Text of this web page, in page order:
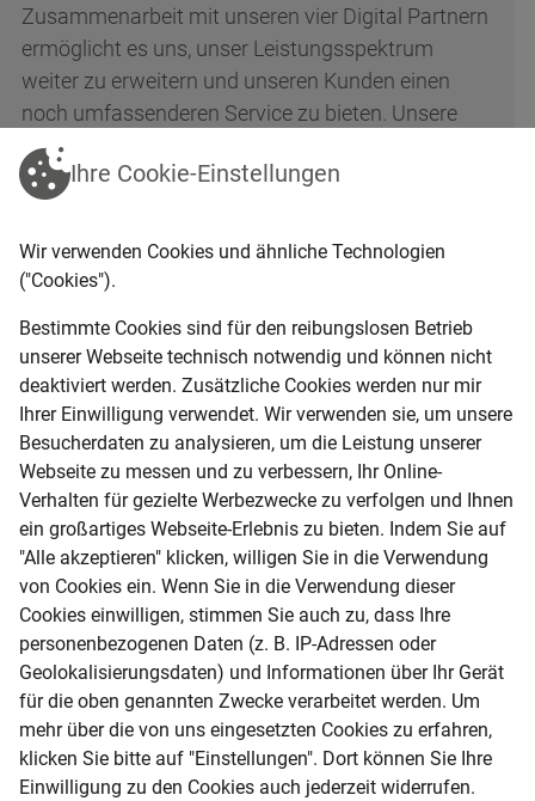
Zusammenarbeit mit unseren vier Digital Partnern
ermöglicht es uns, unser Leistungsspektrum
weiter zu erweitern und unseren Kunden einen
noch umfassenderen Service zu bieten. Unsere
neuen Partner aus der Bauindustrie sind hoch
angesehene Unternehmen, die über langjährige
jeweiligen Bereichen verfügen. Durch diese
Partnerschaft können wir unseren Kunden eine
maßgeschneiderten Lösungen anbieten, um ihren
individuellen Bedürfnissen gerecht zu werden.
Unverbindlich beraten lassen
Ihre Cookie-Einstellungen
Wir verwenden Cookies und ähnliche Technologien
("Cookies").
Bestimmte Cookies sind für den reibungslosen Betrieb
unserer Webseite technisch notwendig und können nicht
deaktiviert werden. Zusätzliche Cookies werden nur mir
Ihrer Einwilligung verwendet. Wir verwenden sie, um unsere
Besucherdaten zu analysieren, um die Leistung unserer
Webseite zu messen und zu verbessern, Ihr Online-
Verhalten für gezielte Werbezwecke zu verfolgen und Ihnen
ein großartiges Webseite-Erlebnis zu bieten. Indem Sie auf
"Alle akzeptieren" klicken, willigen Sie in die Verwendung
von Cookies ein. Wenn Sie in die Verwendung dieser
Cookies einwilligen, stimmen Sie auch zu, dass Ihre
personenbezogenen Daten (z. B. IP-Adressen oder
Geolokalisierungsdaten) und Informationen über Ihr Gerät
für die oben genannten Zwecke verarbeitet werden. Um
mehr über die von uns eingesetzten Cookies zu erfahren,
klicken Sie bitte auf "Einstellungen". Dort können Sie Ihre
Einwilligung zu den Cookies auch jederzeit widerrufen.